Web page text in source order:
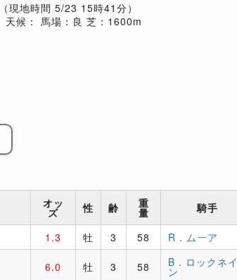
（現地時間 5/23 15時41分）
天候： 馬場：良 芝：1600m
オッ
ズ 性 齢 重
量 騎手
1.3 牡 3 58 R．ムーア
6.0 牡 3 58 B．ロックネイ
ン